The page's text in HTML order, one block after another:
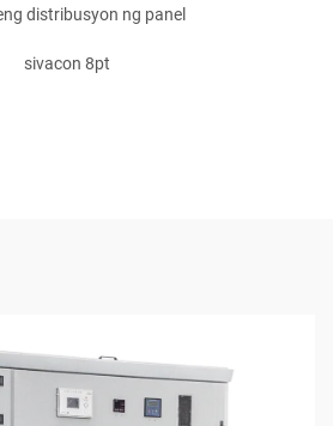
distribusyon ng panel
sivacon 8pt